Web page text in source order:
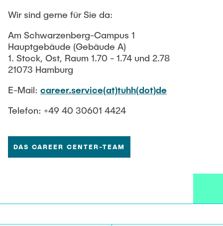
Wir sind gerne für Sie da:
Am Schwarzenberg-Campus 1
Hauptgebäude (Gebäude A)
1. Stock, Ost, Raum 1.70 - 1.74 und 2.78
21073 Hamburg
E-Mail: career.service(at)tuhh(dot)de
Telefon: +49 40 30601 4424
DAS CAREER CENTER-TEAM